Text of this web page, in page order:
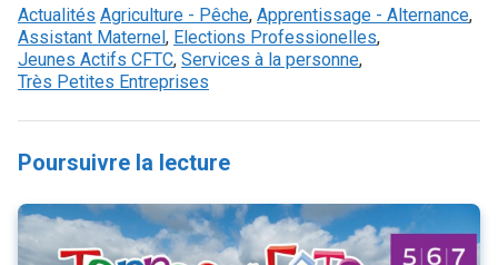
Actualités Agriculture - Pêche, Apprentissage - Alternance,
Assistant Maternel, Elections Professionelles,
Jeunes Actifs CFTC, Services à la personne,
Très Petites Entreprises
Poursuivre la lecture